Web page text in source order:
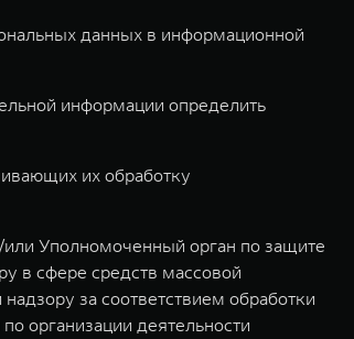
данных в информационной
информации определить
их обработку
Уполномоченный орган по защите
в сфере средств массовой
за соответствием обработки
организации деятельности